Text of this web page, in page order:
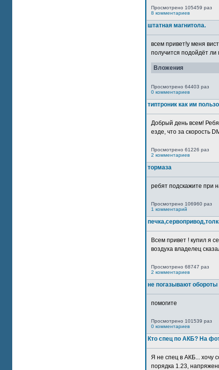
Просмотрено 105459 раз
8 комментариев
штатная магнитола.
всем привет!у меня
получится подойдёт ли
Вложения
Просмотрено 64403 раз
0 комментариев
типтроник как им
Добрый день всем!
езде, что за скорость
Просмотрено 61226 раз
2 комментариев
тормаза
ребят подскажите при
Просмотрено 106960 раз
1 комментарий
Всем привет ! купил я
воздуха владелец
Просмотрено 68747 раз
2 комментариев
не погазывают обороты
помогите
Просмотрено 101539 раз
0 комментариев
Кто спец по АКБ? На
Я не спец в АКБ... хочу
порядка 1.23,